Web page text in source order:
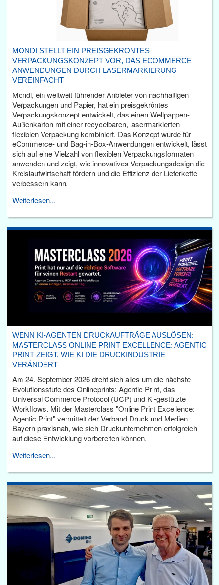
MONDI STELLT EIN PREISGEKRÖNTES
VERPACKUNGSKONZEPT VOR, DAS ECOMMERCE
ANWENDUNGEN DURCH LASERMARKIERUNG
VEREINFACHT
Mondi, ein weltweit führender Anbieter von nachhaltigen
Verpackungen und Papier, hat ein preisgekröntes
Verpackungskonzept entwickelt, das einen Wellpappen-
Außenkarton mit einer recycelbaren, lasermarkierten
flexiblen Verpackung kombiniert. Das Konzept wurde für
eCommerce- und Bag-in-Box-Anwendungen entwickelt, lässt
sich auf eine Vielzahl von flexiblen Verpackungsformaten
anwenden und zeigt, wie innovatives Verpackungsdesign die
Kreislaufwirtschaft fördern und die Effizienz der Lieferkette
verbessern kann.
Weiterlesen...
WENN KI-AGENTEN DRUCKAUFTRÄGE AUSLÖSEN:
MASTERCLASS ONLINE PRINT EXCELLENCE: AGENTIC
PRINT ZEIGT, WIE KI DIE DRUCKINDUSTRIE
VERÄNDERT
Am 24. September 2026 dreht sich alles um die nächste
Evolutionsstufe des Onlineprints: Agentic Print, das
Universal Commerce Protocol (UCP) und KI-gestützte
Workflows. Mit der Masterclass "Online Print Excellence:
Agentic Print" vermittelt der Verband Druck und Medien
Bayern praxisnah, wie sich Druckunternehmen erfolgreich
auf diese Entwicklung vorbereiten können.
Weiterlesen...